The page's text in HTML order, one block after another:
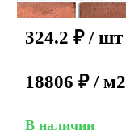
324.2 ₽ / шт
18806 ₽ / м2
В наличии